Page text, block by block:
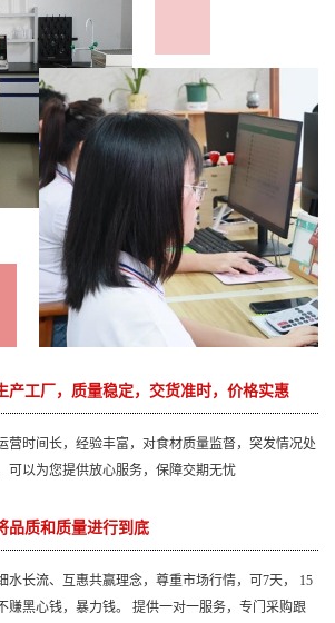
产工厂，质量稳定，交货准时，价格实惠
营时间长，经验丰富，对食材质量监督，突发情况处
可以为您提供放心服务，保障交期无忧
品质和质量进行到底
水长流、互惠共赢理念，尊重市场行情，可7天， 15
赚黑心钱，暴力钱。 提供一对一服务，专门采购跟